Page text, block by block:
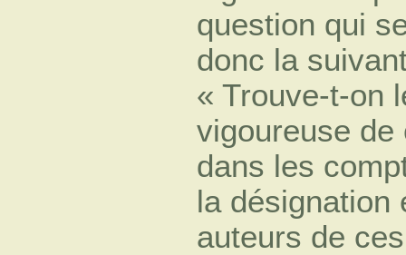
question qui
donc la
« Trouve-t-on
vigoureuse
dans les
la désignation
auteurs de